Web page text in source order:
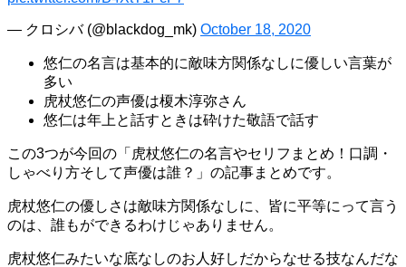
— クロシバ (@blackdog_mk) October 18, 2020
悠仁の名言は基本的に敵味方関係なしに優しい言葉が
多い
虎杖悠仁の声優は榎木淳弥さん
悠仁は年上と話すときは砕けた敬語で話す
この3つが今回の「虎杖悠仁の名言やセリフまとめ！口調・
しゃべり方そして声優は誰？」の記事まとめです。
虎杖悠仁の優しさは敵味方関係なしに、皆に平等にって言う
のは、誰もができるわけじゃありません。
虎杖悠仁みたいな底なしのお人好しだからなせる技なんだな